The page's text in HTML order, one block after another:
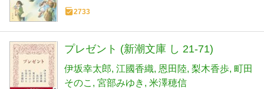
2733
プレゼント (新潮文庫 し 21-71)
伊坂幸太郎 江國香織 恩田陸 梨木香歩 町田
そのこ
宮部みゆき 米澤穂信